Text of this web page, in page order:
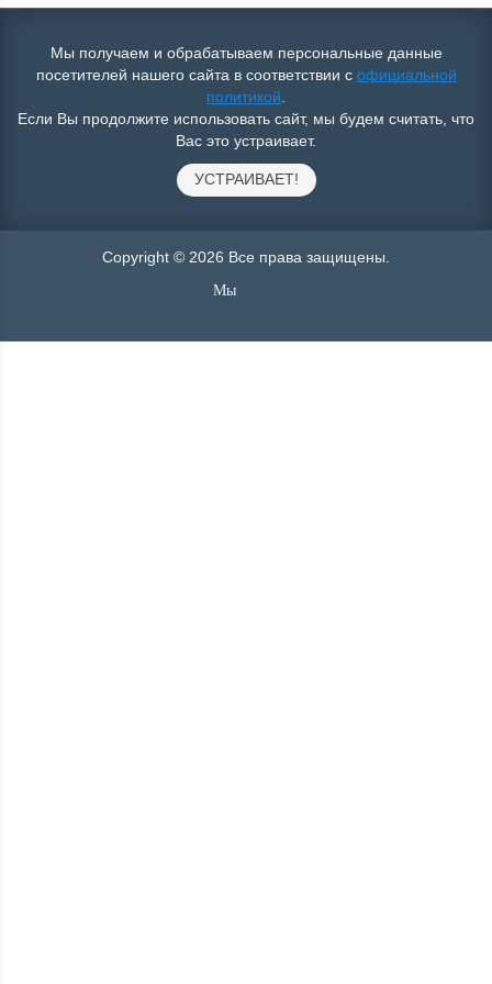
Мы получаем и обрабатываем персональные данные
посетителей нашего сайта в соответствии с официальной
политикой
Если Вы продолжите использовать сайт, мы будем считать, что
Вас это устраивает.
УСТРАИВАЕТ!
Copyright © 2026 Все права защищены.
Мы